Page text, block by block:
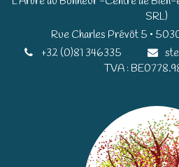
SRL)
Rue Charles Prévôt 5 •
+32 (0)81 346335
TVA :